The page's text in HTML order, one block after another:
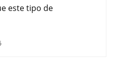
este tipo de